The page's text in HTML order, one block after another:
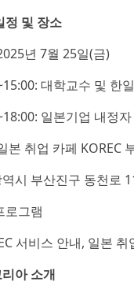
정 및 장소
년 7월 25일(금)
대학교수 및 한
일본기업 내정
본 취업 카페 KOREC
시 부산진구 동천로
로그램
서비스 안내, 일본
아 소개